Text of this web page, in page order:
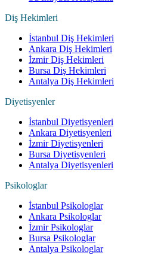
Diş Hekimleri
İstanbul Diş Hekimleri
Ankara Diş Hekimleri
İzmir Diş Hekimleri
Bursa Diş Hekimleri
Antalya Diş Hekimleri
Diyetisyenler
İstanbul Diyetisyenleri
Ankara Diyetisyenleri
İzmir Diyetisyenleri
Bursa Diyetisyenleri
Antalya Diyetisyenleri
Psikologlar
İstanbul Psikologlar
Ankara Psikologlar
İzmir Psikologlar
Bursa Psikologlar
Antalya Psikologlar